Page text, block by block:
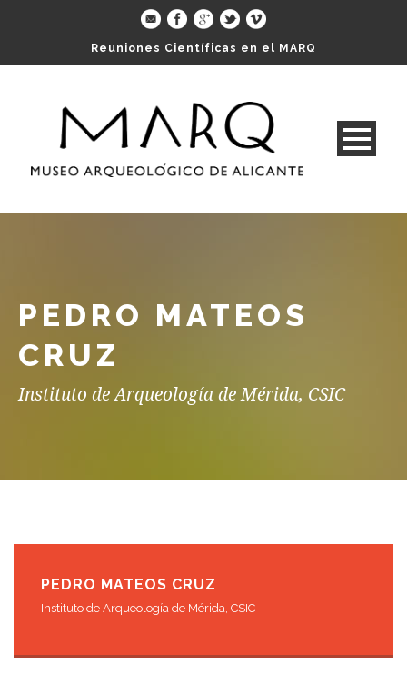
Reuniones Científicas en el MARQ
PEDRO MATEOS
CRUZ
Instituto de Arqueología de Mérida, CSIC
PEDRO MATEOS CRUZ
Instituto de Arqueología de Mérida, CSIC